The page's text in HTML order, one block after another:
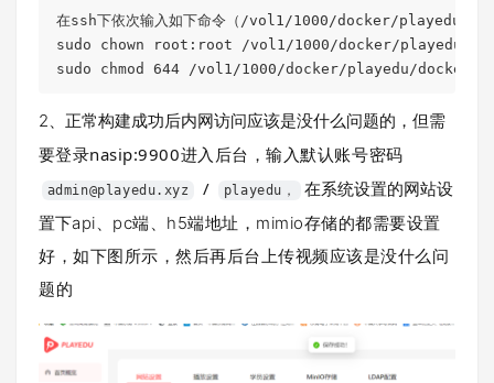
在ssh下依次输入如下命令（/vol1/1000/docker/playedu为你
sudo chown root:root /vol1/1000/docker/playedu/
sudo chmod 644 /vol1/1000/docker/playedu/docker/
2、正常构建成功后内网访问应该是没什么问题的，但需
要登录nasip:9900进入后台，输入默认账号密码
admin@playedu.xyz / playedu，
在系统设置的网站设
置下api、pc端、h5端地址，mimio存储的都需要设置
好，如下图所示，然后再后台上传视频应该是没什么问
题的